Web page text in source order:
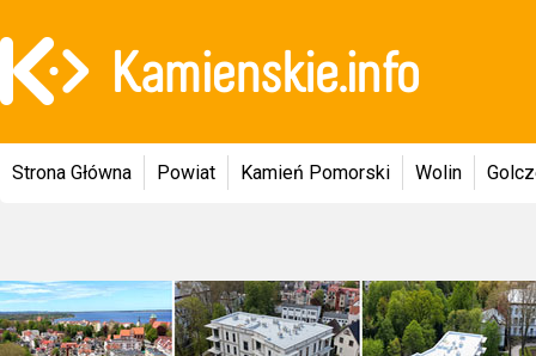
Strona Główna Powiat Kamień Pomorski Wolin